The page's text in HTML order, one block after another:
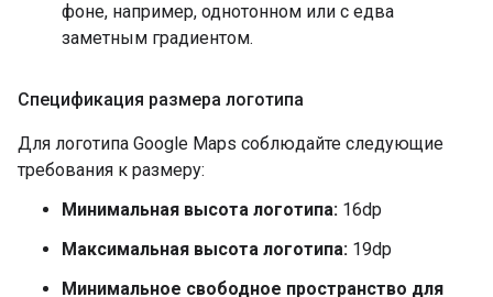
фоне, например, однотонном или с едва
заметным градиентом.
Спецификация размера логотипа
Для логотипа Google Maps соблюдайте следующие
требования к размеру:
Минимальная высота логотипа: 16dp
Максимальная высота логотипа: 19dp
Минимальное свободное пространство для